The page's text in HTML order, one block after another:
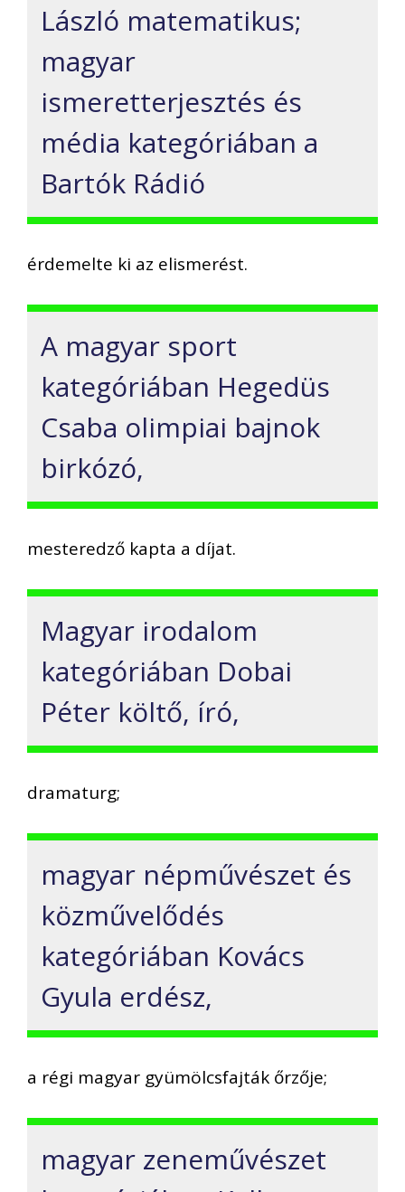
László matematikus;
magyar
ismeretterjesztés és
média kategóriában a
Bartók Rádió
érdemelte ki az elismerést.
A magyar sport
kategóriában Hegedüs
Csaba olimpiai bajnok
birkózó,
mesteredző kapta a díjat.
Magyar irodalom
kategóriában Dobai
Péter költő, író,
dramaturg;
magyar népművészet és
közművelődés
kategóriában Kovács
Gyula erdész,
a régi magyar gyümölcsfajták őrzője;
magyar zeneművészet